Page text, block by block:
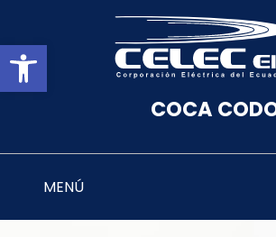
Abrir barra de
COCA
MENÚ